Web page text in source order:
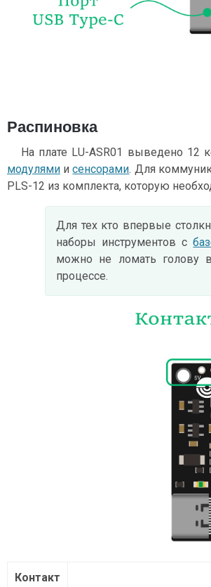
Распиновка
На плате LU-ASR01 выведено 12
модулями исенсорами. Для
PLS-12 из комплекта, которую
Для тех кто впервые
наборы инструментов c
можно не ломать голову в
процессе.
Контакт